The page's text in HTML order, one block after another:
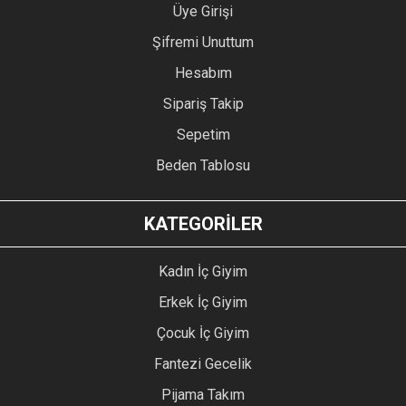
Üye Girişi
Şifremi Unuttum
Hesabım
Sipariş Takip
Sepetim
Beden Tablosu
KATEGORİLER
Kadın İç Giyim
Erkek İç Giyim
Çocuk İç Giyim
Fantezi Gecelik
Pijama Takım